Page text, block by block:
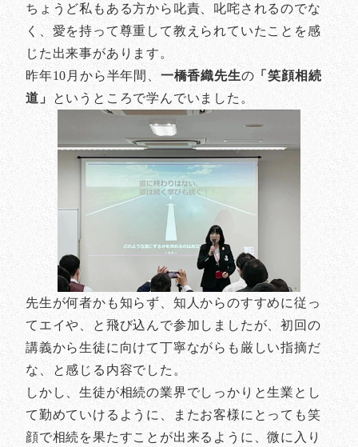
ちょうど私もある方から叱責、叱咤されるのでな
く、愛を持って尊重して教えられていたことを感
じた出来事があります。
昨年10月から半年間、一橋香織先生の「笑顔相続
道」
というところで学んでいました。
先生が何者かも知らず、知人からのすすめに従っ
てエイや、と飛び込んで参加しましたが、初回の
講義から生徒に向けて丁寧ながらも厳しい指摘だ
な、と感じる内容でした。
しかし、生徒が相続の業界でしっかりと生業とし
て勤めていけるように、またお客様にとっても笑
顔で相続を果たすことが出来るように、微に入り